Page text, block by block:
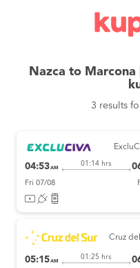
Nazca to
3 results
04:53AM
01:14 hrs
Fri 07/08
Cruz
05:15AM
01:25 hrs